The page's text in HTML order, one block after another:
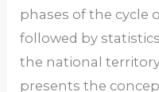
phases of the cycle
followed by
the national
presents the